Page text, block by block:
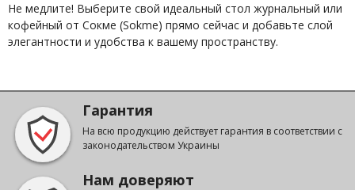
Не медлите! Выберите свой идеальный стол журнальный или
кофейный от Сокме (Sokme) прямо сейчас и добавьте слой
элегантности и удобства к вашему пространству.
Гарантия
На всю продукцию действует гарантия в соответствии с
законодательством Украины
Нам доверяют